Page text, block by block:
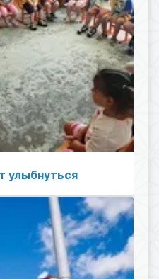
улыбнуться